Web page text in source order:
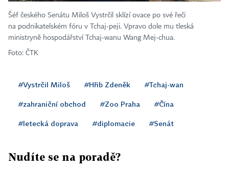
Šéf českého Senátu Miloš Vystrčil sklízí ovace po své řeči
na podnikatelském fóru v Tchaj-peji. Vpravo dole mu tleská
ministryně hospodářství Tchaj-wanu Wang Mej-chua.
Foto: ČTK
#Vystrčil Miloš #Hřib Zdeněk #Tchaj-wan
#zahraniční obchod #Zoo Praha #Čína
#letecká doprava #diplomacie #Senát
Nudíte se na poradě?